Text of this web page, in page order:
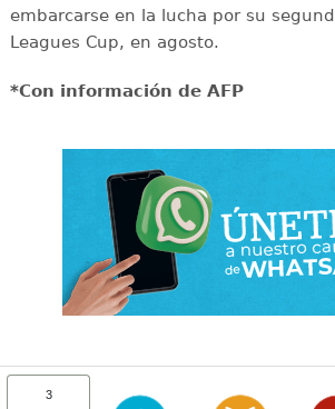
embarcarse en la lucha por su
Leagues Cup, en agosto.
*Con información de AFP
3